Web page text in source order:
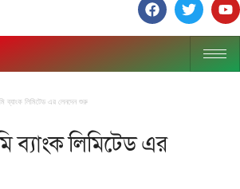
ব্যাংক লিমিটেড এর লেনদেন শুরু
ব্যাংক লিমিটেড এর